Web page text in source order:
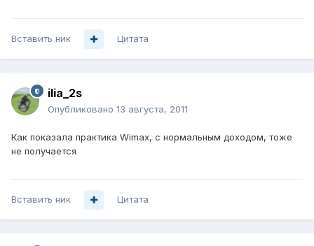
Вставить ник Цитата
ilia_2s
Опубликовано 13 августа, 2011
Как показала практика Wimax, с нормальным доходом, тоже
не получается
Вставить ник Цитата